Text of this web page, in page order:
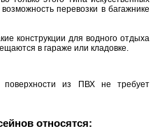
перевозки в багажнике
конструкции для водного отдыха
в гараже или кладовке.
из ПВХ не требует
относятся: